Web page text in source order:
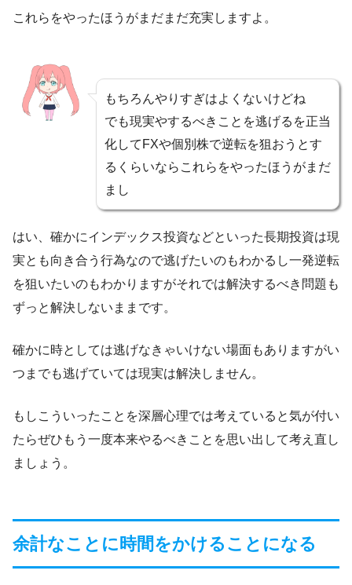
これらをやったほうがまだまだ充実しますよ。
もちろんやりすぎはよくないけどね
でも現実やするべきことを逃げるを正当
化してFXや個別株で逆転を狙おうとす
るくらいならこれらをやったほうがまだ
まし
はい、確かにインデックス投資などといった長期投資は現
実とも向き合う行為なので逃げたいのもわかるし一発逆転
を狙いたいのもわかりますがそれでは解決するべき問題も
ずっと解決しないままです。
確かに時としては逃げなきゃいけない場面もありますがい
つまでも逃げていては現実は解決しません。
もしこういったことを深層心理では考えていると気が付い
たらぜひもう一度本来やるべきことを思い出して考え直し
ましょう。
余計なことに時間をかけることになる